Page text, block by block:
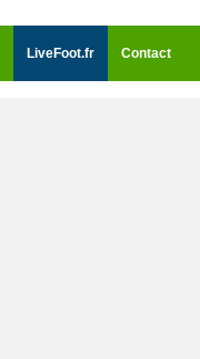
LiveFoot.fr Contact